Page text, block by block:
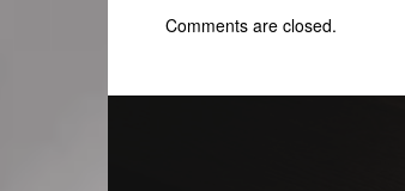
Comments are closed.